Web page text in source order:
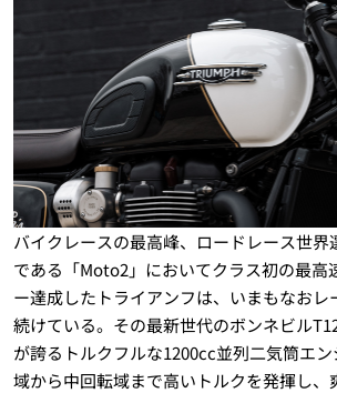
バイクレースの最高峰、ロードレース世界
である「Moto2」においてクラス初の最高
ー達成したトライアンフは、いまもなおレ
続けている。その最新世代のボンネビル
が誇るトルクフルな1200cc並列二気筒エ
域から中回転域まで高いトルクを発揮し、